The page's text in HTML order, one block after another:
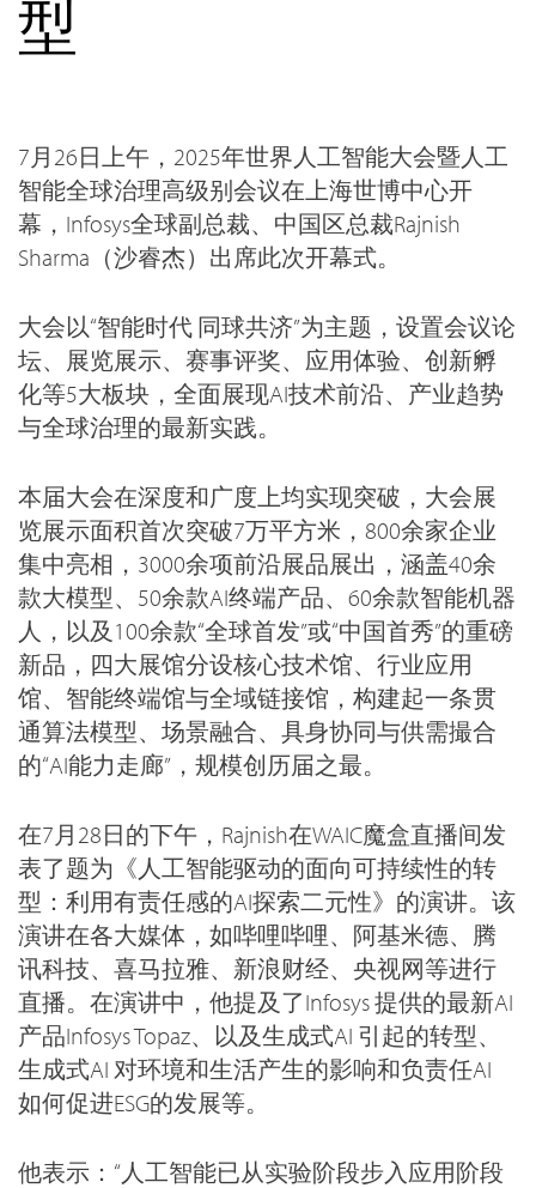
型
7月26日上午，2025年世界人工智能大会暨人工
智能全球治理高级别会议在上海世博中心开
幕，Infosys全球副总裁、中国区总裁Rajnish
Sharma（沙睿杰）出席此次开幕式。
大会以“智能时代 同球共济”为主题，设置会议论
坛、展览展示、赛事评奖、应用体验、创新孵
化等5大板块，全面展现AI技术前沿、产业趋势
与全球治理的最新实践。
本届大会在深度和广度上均实现突破，大会展
览展示面积首次突破7万平方米，800余家企业
集中亮相，3000余项前沿展品展出，涵盖40余
款大模型、50余款AI终端产品、60余款智能机器
人，以及100余款“全球首发”或“中国首秀”的重磅
新品，四大展馆分设核心技术馆、行业应用
馆、智能终端馆与全域链接馆，构建起一条贯
通算法模型、场景融合、具身协同与供需撮合
的“AI能力走廊”，规模创历届之最。
在7月28日的下午，Rajnish在WAIC魔盒直播间发
表了题为《人工智能驱动的面向可持续性的转
型：利用有责任感的AI探索二元性》的演讲。该
演讲在各大媒体，如哔哩哔哩、阿基米德、腾
讯科技、喜马拉雅、新浪财经、央视网等进行
直播。在演讲中，他提及了Infosys 提供的最新AI
产品Infosys Topaz、以及生成式AI 引起的转型、
生成式AI 对环境和生活产生的影响和负责任AI
如何促进ESG的发展等。
他表示：“人工智能已从实验阶段步入应用阶段